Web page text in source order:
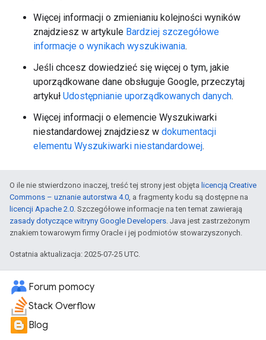
Więcej informacji o zmienianiu kolejności wyników
znajdziesz w artykule Bardziej szczegółowe
informacje o wynikach wyszukiwania.
Jeśli chcesz dowiedzieć się więcej o tym, jakie
uporządkowane dane obsługuje Google, przeczytaj
artykuł Udostępnianie uporządkowanych danych.
Więcej informacji o elemencie Wyszukiwarki
niestandardowej znajdziesz w dokumentacji
elementu Wyszukiwarki niestandardowej.
O ile nie stwierdzono inaczej, treść tej strony jest objęta licencją Creative
Commons – uznanie autorstwa 4.0 , a fragmenty kodu są dostępne na
licencji Apache 2.0 . Szczegółowe informacje na ten temat zawierają
zasady dotyczące witryny Google Developers . Java jest zastrzeżonym
znakiem towarowym firmy Oracle i jej podmiotów stowarzyszonych.
Ostatnia aktualizacja: 2025-07-25 UTC.
Forum pomocy
Stack Overflow
Blog